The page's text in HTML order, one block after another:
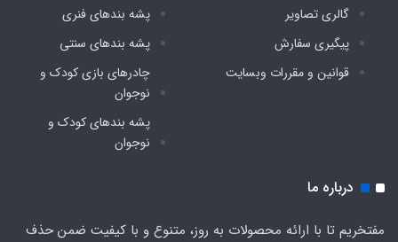
گالری تصاویر
پیگیری سفارش
قوانین و مقررات وبسایت
پشه‌ بندهای فنری
پشه‌ بندهای سنتی
چادرهای بازی کودک و
نوجوان
پشه‌ بندهای کودک و
نوجوان
درباره ما
مفتخریم تا با ارائه محصولات به روز، متنوع و با کیفیت ضمن حذف